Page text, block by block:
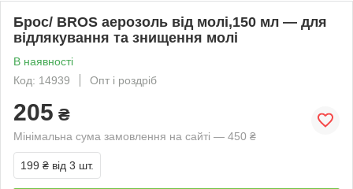
Брос/ BROS аерозоль від молі,150 мл — для
відлякування та знищення молі
В наявності
Код: 14939
Опт і роздріб
205 ₴
Мінімальна сума замовлення на сайті — 450 ₴
199 ₴ від 3 шт.